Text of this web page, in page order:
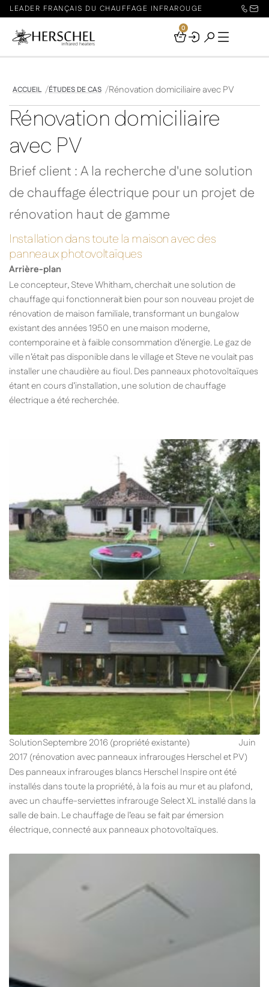
LEADER FRANÇAIS DU CHAUFFAGE INFRAROUGE
Your
0
ACCUEIL ÉTUDES DE CAS Rénovation domiciliaire avec PV
Rénovation domiciliaire
avec PV
Brief client : A la recherche d'une solution
de chauffage électrique pour un projet de
rénovation haut de gamme
Installation dans toute la maison avec des
panneaux photovoltaïques
Arrière-plan
Le concepteur, Steve Whitham, cherchait une solution de
chauffage qui fonctionnerait bien pour son nouveau projet de
rénovation de maison familiale, transformant un bungalow
existant des années 1950 en une maison moderne,
contemporaine et à faible consommation d’énergie. Le gaz de
ville n’était pas disponible dans le village et Steve ne voulait pas
installer une chaudière au fioul. Des panneaux photovoltaïques
étant en cours d’installation, une solution de chauffage
électrique a été recherchée.
SolutionSeptembre 2016 (propriété existante) Juin
2017 (rénovation avec panneaux infrarouges Herschel et PV)
Des panneaux infrarouges blancs Herschel Inspire ont été
installés dans toute la propriété, à la fois au mur et au plafond,
avec un chauffe-serviettes infrarouge Select XL installé dans la
salle de bain. Le chauffage de l’eau se fait par émersion
électrique, connecté aux panneaux photovoltaïques.